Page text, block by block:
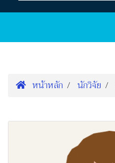
หน้าหลัก นักวิจัย